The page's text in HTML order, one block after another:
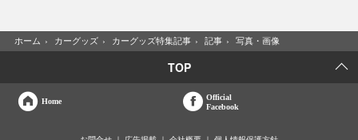
ホーム › カーグッズ › カーグッズ特集記事 › 記事 › 写真・画像
TOP
Home
Official
Facebook